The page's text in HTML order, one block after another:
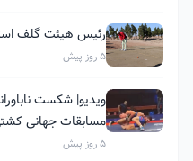
رئیس هیئت گلف
5 روز پیش
ویدیو| شکست
مسابقات جهانی
5 روز پیش